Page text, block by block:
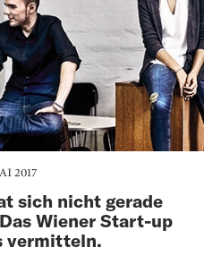
2017
sich nicht gerade
Wiener Start-up
vermitteln.